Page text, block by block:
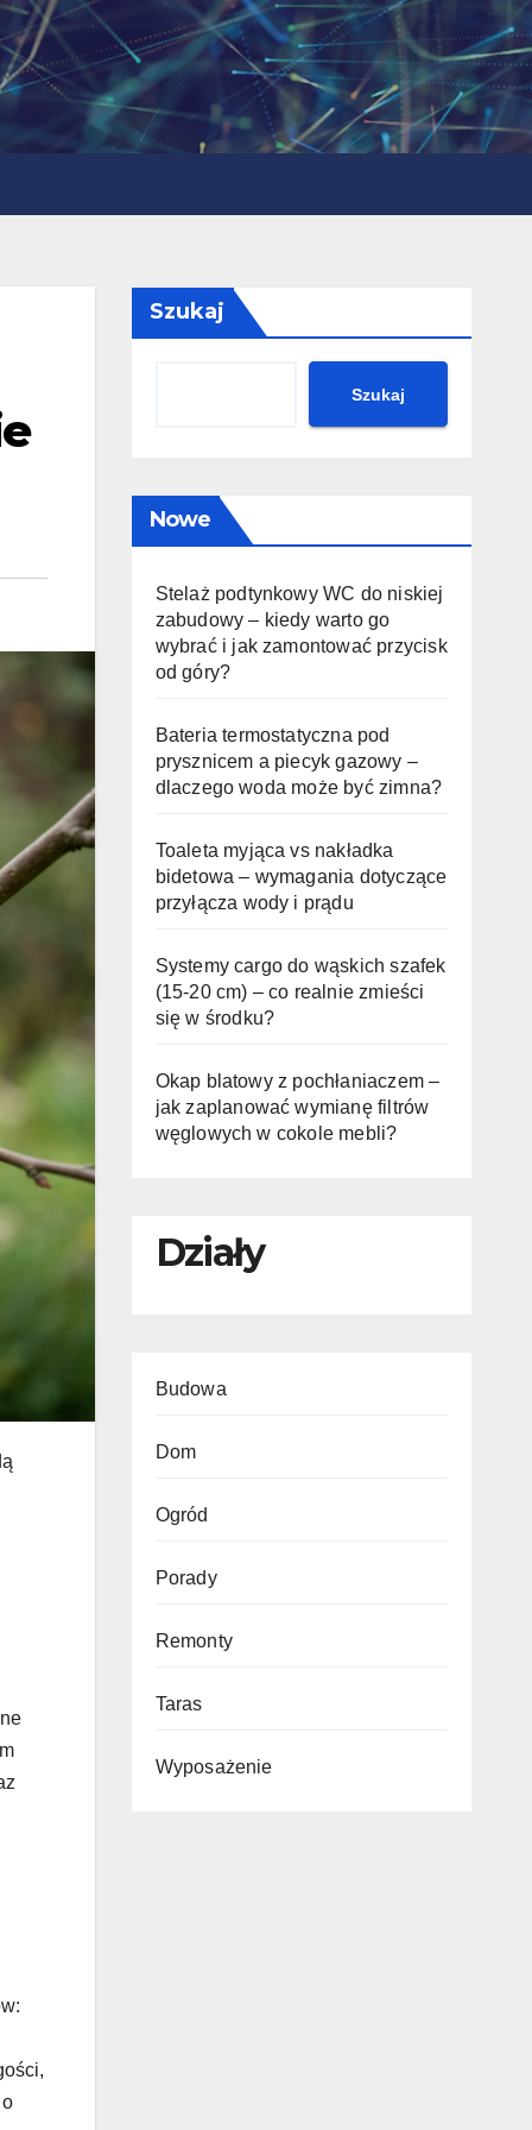
Szukaj
Szukaj
Nowe
Stelaż podtynkowy WC do niskiej
zabudowy – kiedy warto go
wybrać i jak zamontować przycisk
od góry?
Bateria termostatyczna pod
prysznicem a piecyk gazowy –
dlaczego woda może być zimna?
Toaleta myjąca vs nakładka
bidetowa – wymagania dotyczące
przyłącza wody i prądu
Systemy cargo do wąskich szafek
(15-20 cm) – co realnie zmieści
się w środku?
Okap blatowy z pochłaniaczem –
jak zaplanować wymianę filtrów
węglowych w cokole mebli?
Działy
Budowa
Dom
Ogród
Porady
Remonty
Taras
Wyposażenie